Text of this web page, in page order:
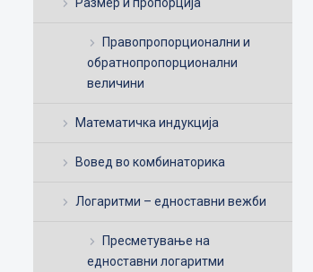
Правопропорционални и
обратнопропорционални
величини
Математичка индукција
Вовед во комбинаторика
Логаритми – едноставни вежби
Пресметување на
едноставни логаритми